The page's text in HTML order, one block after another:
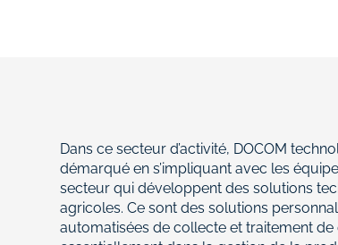
Dans ce secteur d’activité, DOCOM
démarqué en s’impliquant avec les
secteur qui développent des solutions
agricoles. Ce sont des solutions
automatisées de collecte et traitement de